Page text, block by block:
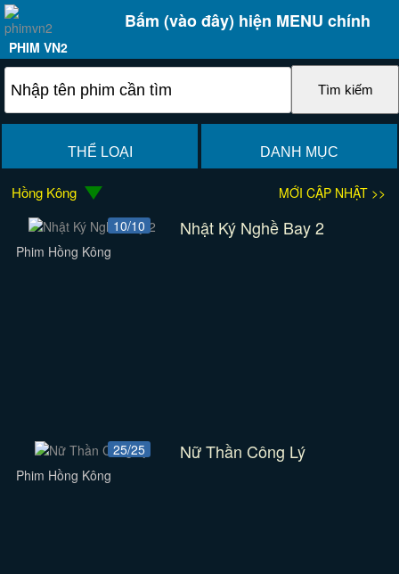
Bấm (vào đây) hiện MENU chính
PHIM VN2
THỂ LOẠI DANH MỤC
Hồng Kông
MỚI CẬP NHẬT >>
10/10
Nhật Ký Nghề Bay 2
Phim Hồng Kông
25/25 Nữ Thần Công Lý
Phim Hồng Kông